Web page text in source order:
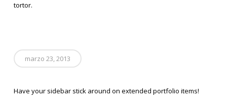
tortor.
marzo 23, 2013
Have your sidebar stick around on extended portfolio items!